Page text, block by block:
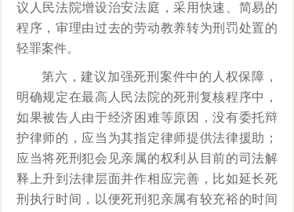
议人民法院增设治安法庭，采用快速、简易的
程序，审理由过去的劳动教养转为刑罚处置的
轻罪案件。
第六，建议加强死刑案件中的人权保障，
明确规定在最高人民法院的死刑复核程序中，
如果被告人由于经济困难等原因，没有委托辩
护律师的，应当为其指定律师提供法律援助；
应当将死刑犯会见亲属的权利从目前的司法解
释上升到法律层面并作相应完善，比如延长死
刑执行时间，以便死刑犯亲属有较充裕的时间